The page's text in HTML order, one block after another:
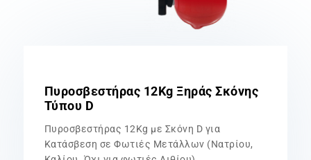
Πυροσβεστήρας 12Kg Ξηράς Σκόνης
Τύπου D
Πυροσβεστήρας 12Kg με Σκόνη D για
Κατάσβεση σε Φωτιές Μετάλλων (Νατρίου,